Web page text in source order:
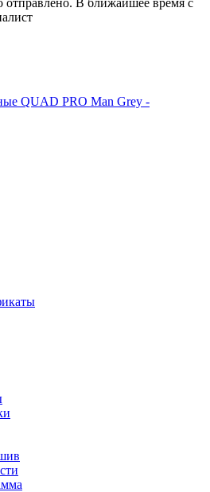
В ближайшее время с
QUAD PRO Man Grey -